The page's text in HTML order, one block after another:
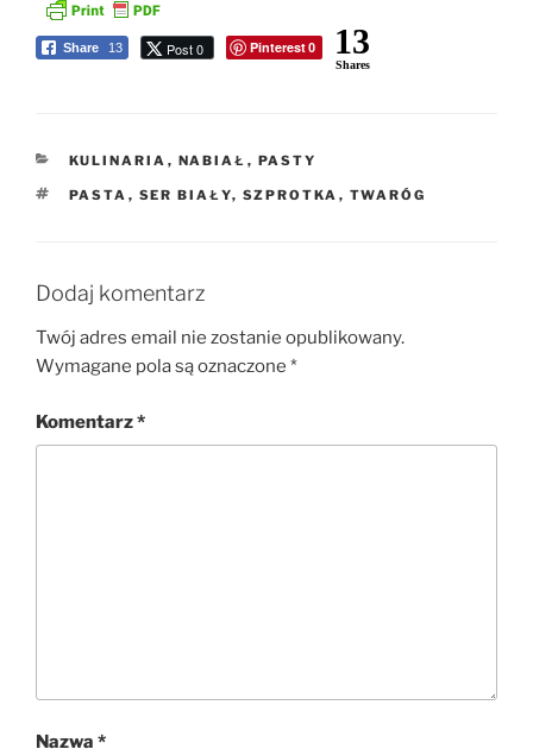
Share 13 Post 0 Pinterest0 13
Shares
KATEGORIE
KULINARIA , NABIAŁ , PASTY
TAGI
PASTA , SER BIAŁY, SZPROTKA , TWARÓG
Dodaj komentarz
Twój adres email nie zostanie opublikowany.
Wymagane pola są oznaczone *
Komentarz*
Nazwa *